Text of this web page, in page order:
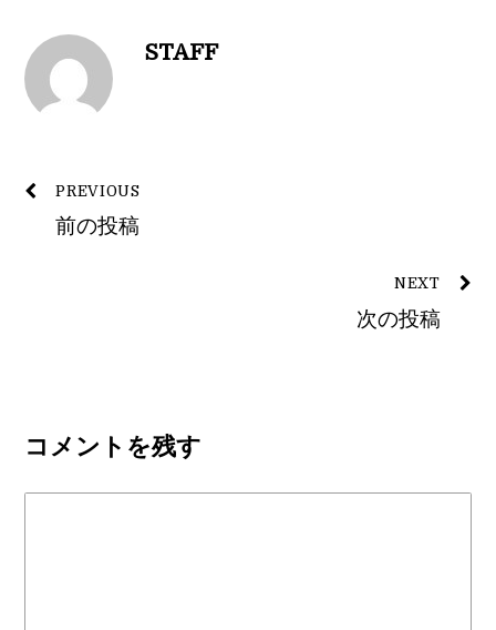
STAFF
PREVIOUS
前の投稿
NEXT
次の投稿
コメントを残す